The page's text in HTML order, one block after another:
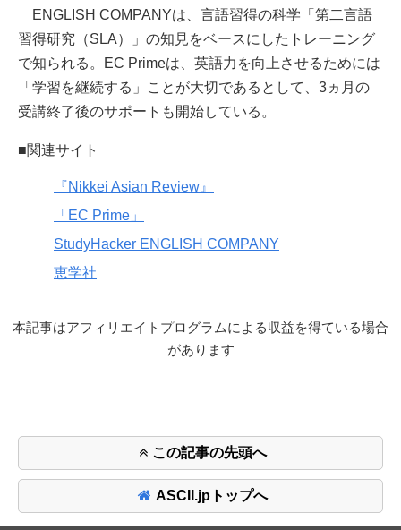
ENGLISH COMPANYは、言語習得の科学「第二言語
習得研究（SLA）」の知見をベースにしたトレーニング
で知られる。EC Primeは、英語力を向上させるためには
「学習を継続する」ことが大切であるとして、3ヵ月の
受講終了後のサポートも開始している。
■関連サイト
『Nikkei Asian Review』
「EC Prime」
StudyHacker ENGLISH COMPANY
恵学社
本記事はアフィリエイトプログラムによる収益を得ている場合
があります
この記事の先頭へ
ASCII.jpトップへ